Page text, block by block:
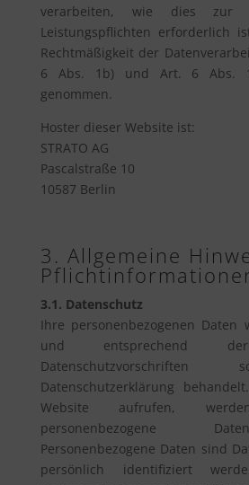
verarbeiten, wie dies zur
Leistungspflichten erforderlich
Rechtmäßigkeit der
6 Abs. 1b) und Art. 6 Abs.
genommen.
Hoster dieser Website ist:
STRATO AG
Pascalstraße 10
10587 Berlin
3. Allgemeine
3.1. Datenschutz
Ihre personenbezogenen Daten
und entsprechend der
Datenschutzerklärung
Website aufrufen,
personenbezogene
Personenbezogene Daten sind
persönlich identifiziert